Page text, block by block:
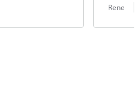
Rene
Datum: